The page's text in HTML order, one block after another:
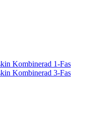
Kombinerad 1-Fas
Kombinerad 3-Fas